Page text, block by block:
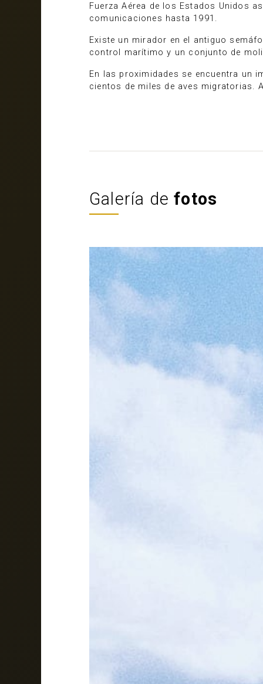
Fuerza Aérea de los Estados Unidos
comunicaciones hasta 1991.
Existe un mirador en el antiguo
control marítimo y un conjunto de
En las proximidades se encuentra un
cientos de miles de aves migratorias.
Galería defotos